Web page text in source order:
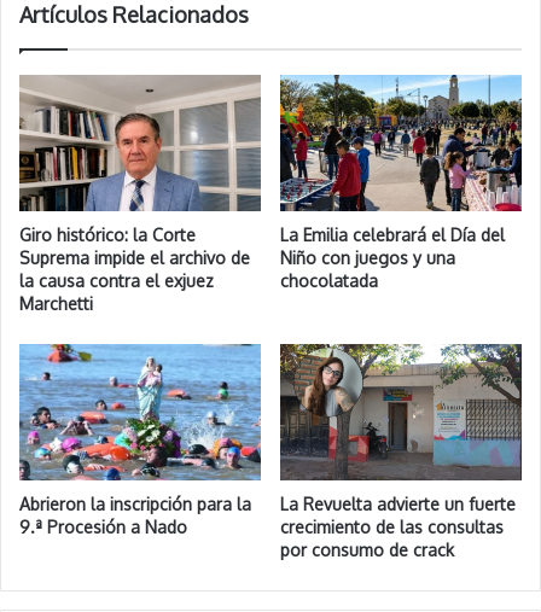
Artículos Relacionados
Giro histórico: la Corte
Suprema impide el archivo de
la causa contra el exjuez
Marchetti
La Emilia celebrará el Día del
Niño con juegos y una
chocolatada
Abrieron la inscripción para la
9.ª Procesión a Nado
La Revuelta advierte un fuerte
crecimiento de las consultas
por consumo de crack